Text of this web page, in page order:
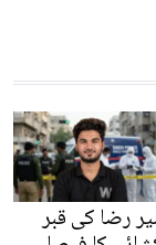
رضا کی قبر